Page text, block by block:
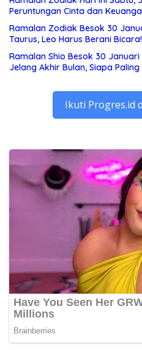
Peruntungan Cinta dan
Ramalan Zodiak Besok 30
Taurus, Leo Harus Berani Bicara!
Ramalan Shio Besok 30
Jelang Akhir Bulan, Siapa Paling
Ikuti Progres.id